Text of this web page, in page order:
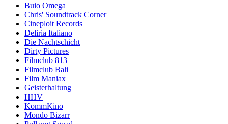
Buio Omega
Chris' Soundtrack Corner
Cineploit Records
Deliria Italiano
Die Nachtschicht
Dirty Pictures
Filmclub 813
Filmclub Bali
Film Maniax
Geisterhaltung
HHV
KommKino
Mondo Bizarr